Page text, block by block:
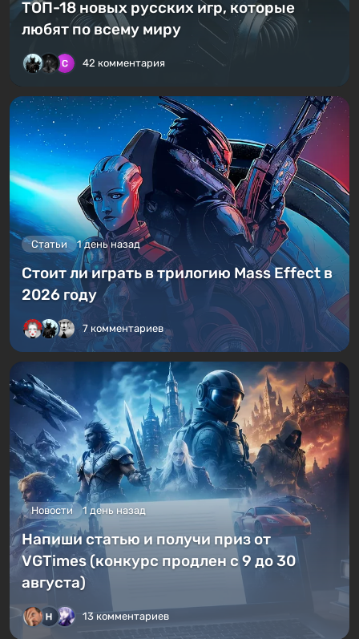
ТОП-18 новых русских игр, которые
любят по всему миру
42 комментария
Статьи 1 день назад
Стоит ли играть в трилогию Mass Effect в
2026 году
7 комментариев
Новости 1 день назад
Напиши статью и получи приз от
VGTimes (конкурс продлен с 9 до 30
августа)
13 комментариев